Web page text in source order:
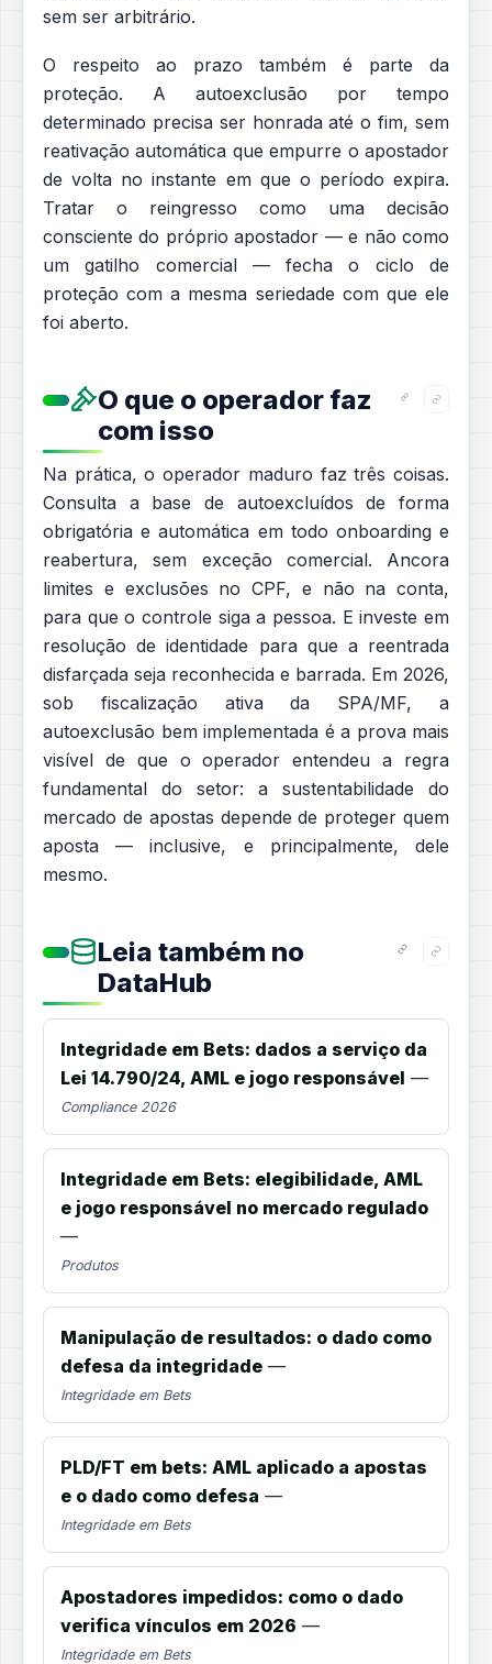
sem ser arbitrário.
O respeito ao prazo também é parte da
proteção. A autoexclusão por tempo
determinado precisa ser honrada até o fim, sem
reativação automática que empurre o apostador
de volta no instante em que o período expira.
Tratar o reingresso como uma decisão
consciente do próprio apostador — e não como
um gatilho comercial — fecha o ciclo de
proteção com a mesma seriedade com que ele
foi aberto.
O que o operador faz
com isso
Na prática, o operador maduro faz três coisas.
Consulta a base de autoexcluídos de forma
obrigatória e automática em todo onboarding e
reabertura, sem exceção comercial. Ancora
limites e exclusões no CPF, e não na conta,
para que o controle siga a pessoa. E investe em
resolução de identidade para que a reentrada
disfarçada seja reconhecida e barrada. Em 2026,
sob fiscalização ativa da SPA/MF, a
autoexclusão bem implementada é a prova mais
visível de que o operador entendeu a regra
fundamental do setor: a sustentabilidade do
mercado de apostas depende de proteger quem
aposta — inclusive, e principalmente, dele
mesmo.
Leia também no
DataHub
Integridade em Bets: dados a serviço da
Lei 14.790/24, AML e jogo responsável —
Compliance 2026
Integridade em Bets: elegibilidade, AML
e jogo responsável no mercado regulado
—
Produtos
Manipulação de resultados: o dado como
defesa da integridade —
Integridade em Bets
PLD/FT em bets: AML aplicado a apostas
e o dado como defesa —
Integridade em Bets
Apostadores impedidos: como o dado
verifica vínculos em 2026 —
Integridade em Bets